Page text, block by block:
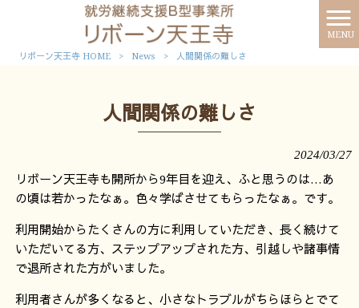
MENU
リボーン天王寺 HOME > News > 人間関係の難しさ
人間関係の難しさ
2024/03/27
リボーン天王寺も開所から9年目を迎え、ふと思うのは…あ
の頃は若かったなぁ。色々学ばさせてもらったなぁ。です。
利用開始からたくさんの方に利用していただき、長く続けて
いただいてる方、ステップアップされた方、引越しや諸事情
で退所された方がいました。
利用者さんが多くなると、小さなトラブルがちらほらとでて